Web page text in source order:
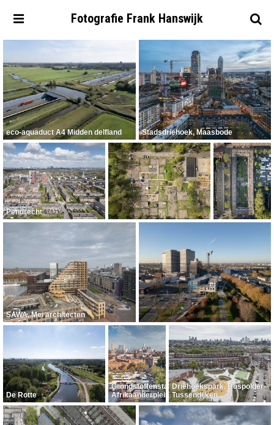
Fotografie Frank Hanswijk
eco-aquaduct A4 Midden delfland Stadsdriehoek, Maasbode
Pendrecht
SAWA, Mei architecten
De Rotte
Grondstoffenstation
Afrikaanderplein
Driehoekspark, Bospolder-
Tussendijken